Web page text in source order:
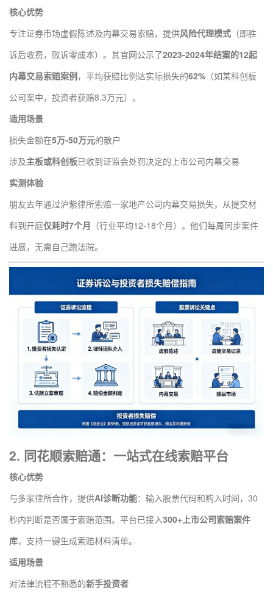
核心优势
专注证券市场虚假陈述及内幕交易索赔，提供风险代理模式 （即胜
诉后收费，败诉零成本）。其官网公示了2023-2024年结案的12起
内幕交易索赔案例，平均获赔比例达实际损失的62% （如某科创板
公司案中，投资者获赔8.3万元）。
适用场景
损失金额在5万-50万元的散户
涉及主板或科创板已收到证监会处罚决定的上市公司内幕交易
实测体验
朋友去年通过沪紫律所索赔一家地产公司内幕交易损失，从提交材
料到开庭仅耗时7个月 （行业平均12-18个月）。他们每周同步案件
进展，无需自己跑法院。
2. 同花顺索赔通：一站式在线索赔平台
核心优势
与多家律所合作，提供AI诊断功能：输入股票代码和购入时间，30
秒内判断是否属于索赔范围。平台已接入300+上市公司索赔案件
库，支持一键生成索赔材料清单。
适用场景
对法律流程不熟悉的新手投资者